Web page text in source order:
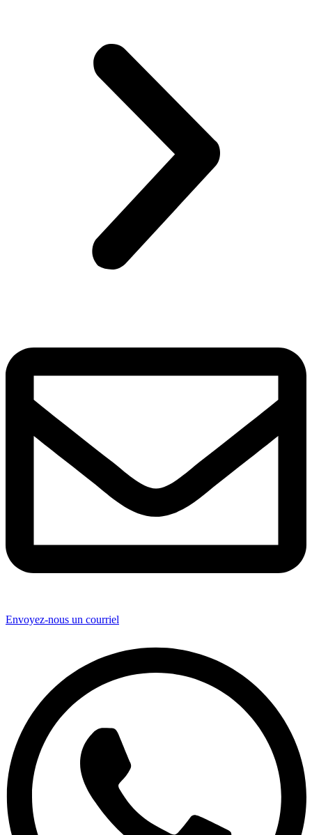
Envoyez-nous un courriel